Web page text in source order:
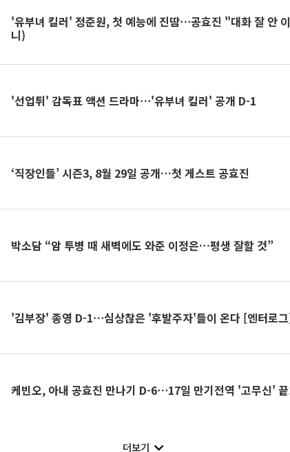
'유부녀 킬러' 정준원, 첫 예능에 진땀⋯공효진 "대화 잘 안
니)
'선업튀' 감독표 액션 드라마⋯'유부녀 킬러' 공개 D-1
‘직장인들’ 시즌3, 8월 29일 공개…첫 게스트 공효진
박소담 “암 투병 때 새벽에도 와준 이정은…평생 잘할 것”
'김부장' 종영 D-1⋯심상찮은 '후발주자'들이 온다 [엔터로
케빈오, 아내 공효진 만나기 D-6⋯17일 만기전역 '고무
더보기